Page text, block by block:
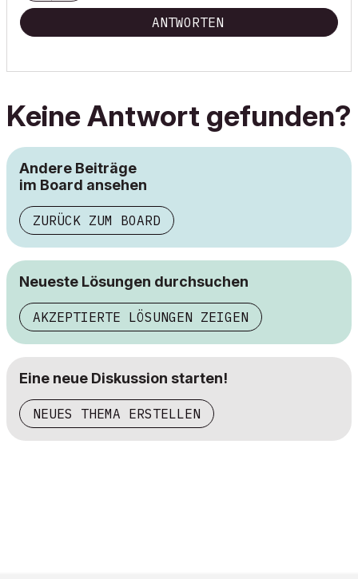
ANTWORTEN
Keine Antwort gefunden?
Andere Beiträge
im Board ansehen
ZURÜCK ZUM BOARD
Neueste Lösungen durchsuchen
AKZEPTIERTE LÖSUNGEN ZEIGEN
Eine neue Diskussion starten!
NEUES THEMA ERSTELLEN